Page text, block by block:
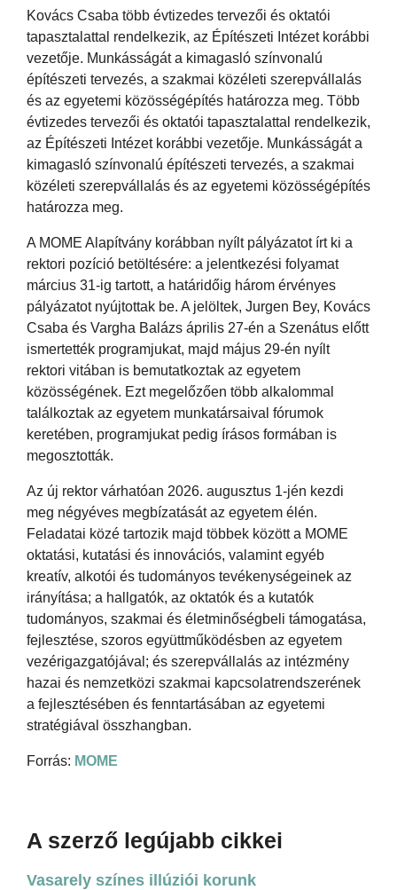
Kovács Csaba több évtizedes tervezői és oktatói
tapasztalattal rendelkezik, az Építészeti Intézet korábbi
vezetője. Munkásságát a kimagasló színvonalú
építészeti tervezés, a szakmai közéleti szerepvállalás
és az egyetemi közösségépítés határozza meg. Több
évtizedes tervezői és oktatói tapasztalattal rendelkezik,
az Építészeti Intézet korábbi vezetője. Munkásságát a
kimagasló színvonalú építészeti tervezés, a szakmai
közéleti szerepvállalás és az egyetemi közösségépítés
határozza meg.
A MOME Alapítvány korábban nyílt pályázatot írt ki a
rektori pozíció betöltésére: a jelentkezési folyamat
március 31-ig tartott, a határidőig három érvényes
pályázatot nyújtottak be. A jelöltek, Jurgen Bey, Kovács
Csaba és Vargha Balázs április 27-én a Szenátus előtt
ismertették programjukat, majd május 29-én nyílt
rektori vitában is bemutatkoztak az egyetem
közösségének. Ezt megelőzően több alkalommal
találkoztak az egyetem munkatársaival fórumok
keretében, programjukat pedig írásos formában is
megosztották.
Az új rektor várhatóan 2026. augusztus 1-jén kezdi
meg négyéves megbízatását az egyetem élén.
Feladatai közé tartozik majd többek között a MOME
oktatási, kutatási és innovációs, valamint egyéb
kreatív, alkotói és tudományos tevékenységeinek az
irányítása; a hallgatók, az oktatók és a kutatók
tudományos, szakmai és életminőségbeli támogatása,
fejlesztése, szoros együttműködésben az egyetem
vezérigazgatójával; és szerepvállalás az intézmény
hazai és nemzetközi szakmai kapcsolatrendszerének
a fejlesztésében és fenntartásában az egyetemi
stratégiával összhangban.
Forrás: MOME
A szerző legújabb cikkei
Vasarely színes illúziói korunk